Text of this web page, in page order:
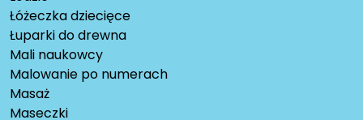
Łóżeczka dziecięce
Łuparki do drewna
Mali naukowcy
Malowanie po numerach
Masaż
Maseczki